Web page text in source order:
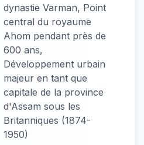
dynastie Varman, Point
central du royaume
Ahom pendant près de
600 ans,
Développement urbain
majeur en tant que
capitale de la province
d'Assam sous les
Britanniques (1874-
1950)